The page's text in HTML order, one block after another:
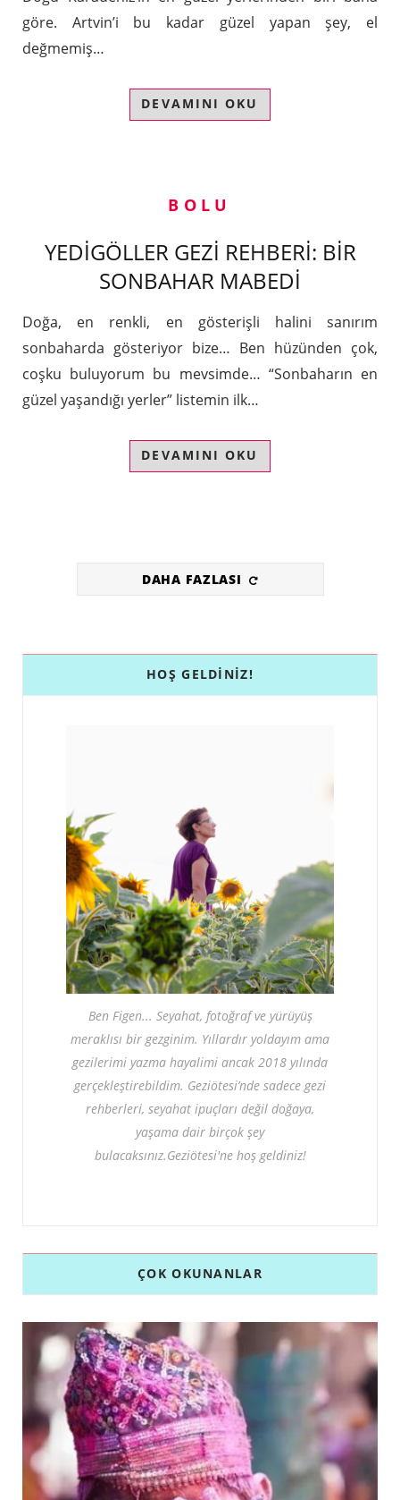
göre. Artvin’i bu kadar güzel yapan şey, el
değmemiş…
DEVAMINI OKU
BOLU
YEDİGÖLLER GEZİ REHBERİ: BİR
SONBAHAR MABEDİ
Doğa, en renkli, en gösterişli halini sanırım
sonbaharda gösteriyor bize… Ben hüzünden çok,
coşku buluyorum bu mevsimde… “Sonbaharın en
güzel yaşandığı yerler” listemin ilk…
DEVAMINI OKU
DAHA FAZLASI
HOŞ GELDINIZ!
Ben Figen... Seyahat, fotoğraf ve yürüyüş
meraklısı bir gezginim. Yıllardır yoldayım ama
gezilerimi yazma hayalimi ancak 2018 yılında
gerçekleştirebildim. Geziötesi’nde sadece gezi
rehberleri, seyahat ipuçları değil doğaya,
yaşama dair birçok şey
bulacaksınız.Geziötesi'ne hoş geldiniz!
ÇOK OKUNANLAR